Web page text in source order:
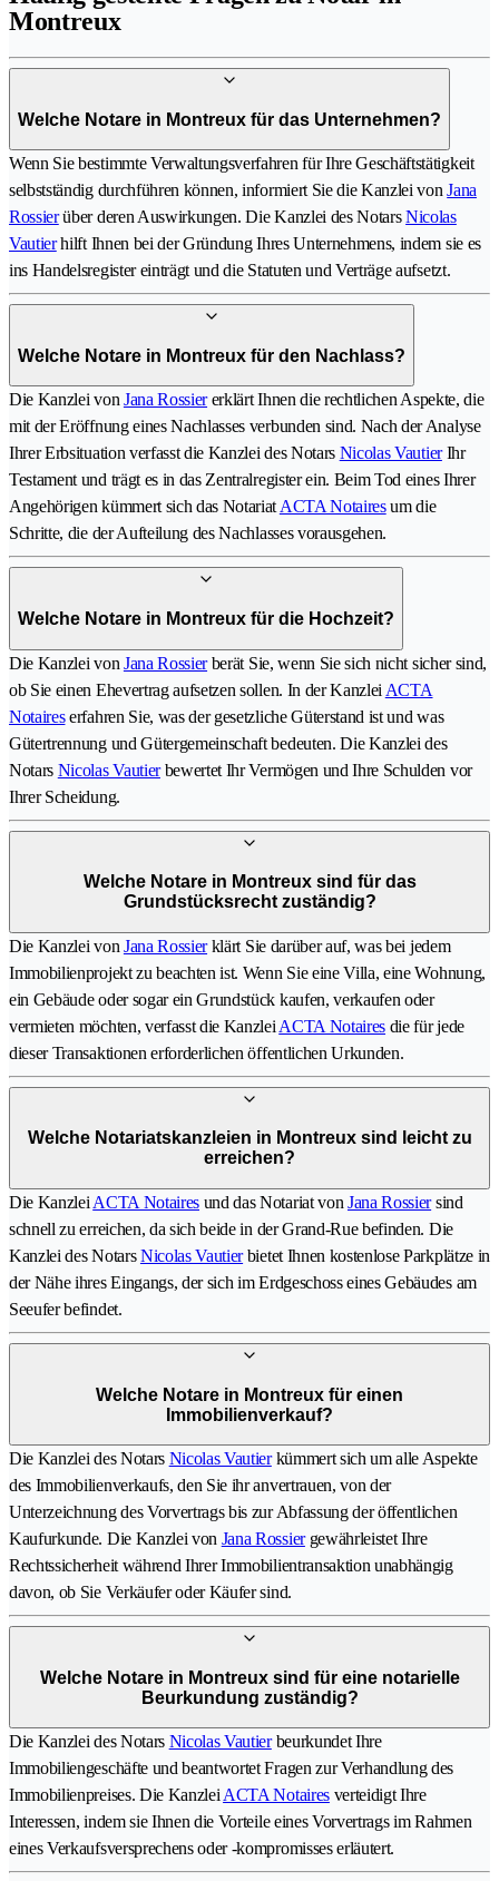
Montreux
Welche Notare in Montreux für das Unternehmen?
Wenn Sie bestimmte Verwaltungsverfahren für Ihre Geschäftstätigkeit
selbstständig durchführen können, informiert Sie die Kanzlei vonJana
Rossierüber deren Auswirkungen. Die Kanzlei des NotarsNicolas
Vautierhilft Ihnen bei der Gründung Ihres Unternehmens, indem sie es
ins Handelsregister einträgt und die Statuten und Verträge aufsetzt.
Welche Notare in Montreux für den Nachlass?
Die Kanzlei vonJana Rossiererklärt Ihnen die rechtlichen Aspekte, die
mit der Eröffnung eines Nachlasses verbunden sind. Nach der Analyse
Ihrer Erbsituation verfasst die Kanzlei des Notars Nicolas VautierIhr
Testament und trägt es in das Zentralregister ein. Beim Tod eines Ihrer
Angehörigen kümmert sich das NotariatACTA Notairesum die
Schritte, die der Aufteilung des Nachlasses vorausgehen.
Welche Notare in Montreux für die Hochzeit?
Die Kanzlei von Jana Rossierberät Sie, wenn Sie sich nicht sicher sind,
ob Sie einen Ehevertrag aufsetzen sollen. In der Kanzlei ACTA
Notaireserfahren Sie, was der gesetzliche Güterstand ist und was
Gütertrennung und Gütergemeinschaft bedeuten. Die Kanzlei des
Notars Nicolas Vautierbewertet Ihr Vermögen und Ihre Schulden vor
Ihrer Scheidung.
Welche Notare in Montreux sind für das
Grundstücksrecht zuständig?
Die Kanzlei von Jana Rossierklärt Sie darüber auf, was bei jedem
Immobilienprojekt zu beachten ist. Wenn Sie eine Villa, eine Wohnung,
ein Gebäude oder sogar ein Grundstück kaufen, verkaufen oder
vermieten möchten, verfasst die Kanzlei ACTA Notaires die für jede
dieser Transaktionen erforderlichen öffentlichen Urkunden.
Welche Notariatskanzleien in Montreux sind leicht zu
erreichen?
Die Kanzlei ACTA Notaires und das Notariat von Jana Rossiersind
schnell zu erreichen, da sich beide in der Grand-Rue befinden. Die
Kanzlei des NotarsNicolas Vautierbietet Ihnen kostenlose Parkplätze in
der Nähe ihres Eingangs, der sich im Erdgeschoss eines Gebäudes am
Seeufer befindet.
Welche Notare in Montreux für einen
Immobilienverkauf?
Die Kanzlei des Notars Nicolas Vautierkümmert sich um alle Aspekte
des Immobilienverkaufs, den Sie ihr anvertrauen, von der
Unterzeichnung des Vorvertrags bis zur Abfassung der öffentlichen
Kaufurkunde. Die Kanzlei von Jana Rossiergewährleistet Ihre
Rechtssicherheit während Ihrer Immobilientransaktion unabhängig
davon, ob Sie Verkäufer oder Käufer sind.
Welche Notare in Montreux sind für eine notarielle
Beurkundung zuständig?
Die Kanzlei des Notars Nicolas Vautierbeurkundet Ihre
Immobiliengeschäfte und beantwortet Fragen zur Verhandlung des
Immobilienpreises. Die Kanzlei ACTA Notairesverteidigt Ihre
Interessen, indem sie Ihnen die Vorteile eines Vorvertrags im Rahmen
eines Verkaufsversprechens oder -kompromisses erläutert.